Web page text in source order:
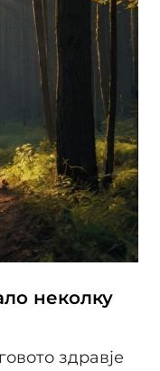
неколку
здравје